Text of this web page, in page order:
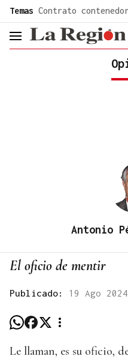
Temas Contrato
header.menu.open
Antonio
El oficio de mentir
Publicado: 19 Ago
Le llaman, es su oficio,